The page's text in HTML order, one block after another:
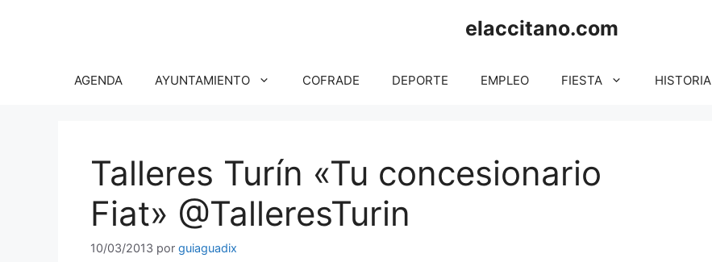
elaccitano.com
AGENDA AYUNTAMIENTO COFRADE DEPORTE EMPLEO FIESTA HISTORIA
Talleres Turín «Tu concesionario
Fiat» @TalleresTurin
10/03/2013 por guiaguadix